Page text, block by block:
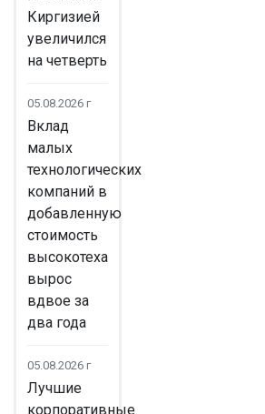
Киргизией
увеличился
на четверть
05.08.2026 г
Вклад
малых
технологических
компаний в
добавленную
стоимость
высокотеха
вырос
вдвое за
два года
05.08.2026 г
Лучшие
корпоративные